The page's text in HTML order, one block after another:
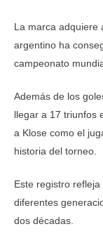
La marca adquiere
argentino ha
campeonato
Además de los
llegar a 17 triunfos
a Klose como el
historia del torneo.
Este registro
diferentes
dos décadas.